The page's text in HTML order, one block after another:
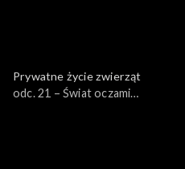
Prywatne życie zwierząt
odc. 21 – Świat oczami